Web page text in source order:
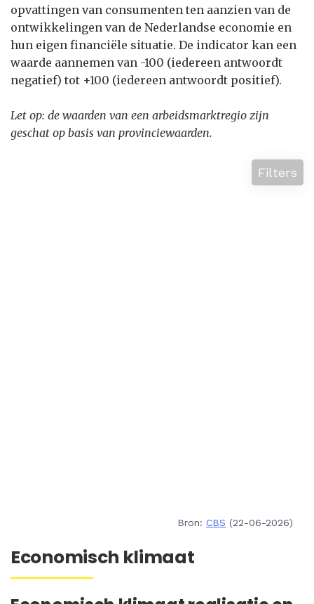
opvattingen van consumenten ten aanzien van de
ontwikkelingen van de Nederlandse economie en
hun eigen financiële situatie. De indicator kan een
waarde aannemen van -100 (iedereen antwoordt
negatief) tot +100 (iedereen antwoordt positief).
Let op: de waarden van een arbeidsmarktregio zijn
geschat op basis van provinciewaarden.
Filters
Bron: CBS (22-06-2026)
Economisch klimaat